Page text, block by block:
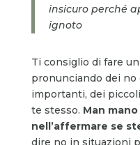
insicuro perché
ignoto
Ti consiglio di fare
pronunciando dei
importanti, dei
te stesso. Man
nell’affermare se
dire no in situazioni